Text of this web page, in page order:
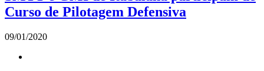
Curso de Pilotagem Defensiva
09/01/2020